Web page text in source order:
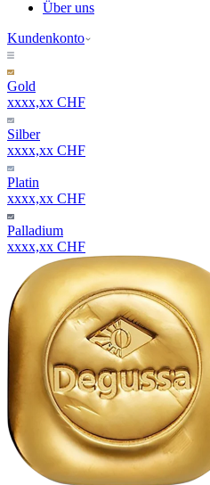
Über uns
Kundenkonto
Gold
xxxx,xx CHF
Silber
xxxx,xx CHF
Platin
xxxx,xx CHF
Palladium
xxxx,xx CHF